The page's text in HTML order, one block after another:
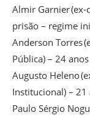
Almir Garnier
prisão – regime
Anderson Torres
Pública) – 24
Augusto Heleno
Institucional) –
Paulo Sérgio